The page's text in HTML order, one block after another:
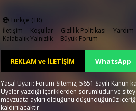
Türkçe (TR)
İletişim
Koşullar Gizlilik Politikası Yardım
Kalabalık Yalnızlık Büyük Forum
REKLAM ve İLETİŞİM WhatsApp
Yasal Uyarı: Forum Sitemiz; 5651 Sayılı
Üyeler yazdığı içeriklerden sorumludur ve
mevzuata aykırı olduğunu düşündüğünüz
kaldırılacaktır.